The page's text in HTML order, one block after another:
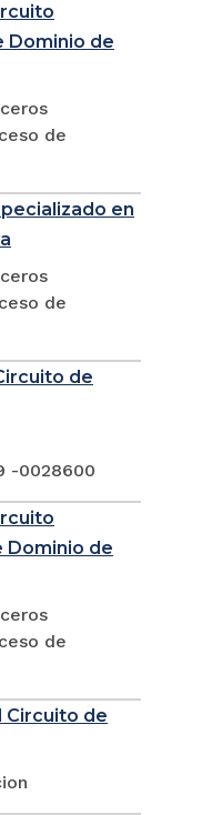
Dominio de
de
en
de
de
-0028600
Dominio de
de
Circuito de